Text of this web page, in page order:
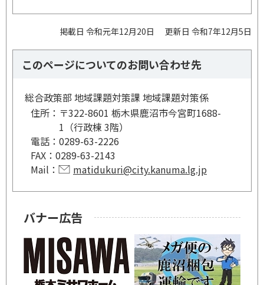
掲載日 令和元年12月20日 更新日 令和7年12月5日
このページについてのお問い合わせ先
総合政策部 地域課題対策課 地域課題対策係
住所： 〒322-8601 栃木県鹿沼市今宮町1688-
1（行政棟 3階）
電話： 0289-63-2226
FAX： 0289-63-2143
Mail：
matidukuri@city.kanuma.lg.jp
バナー広告